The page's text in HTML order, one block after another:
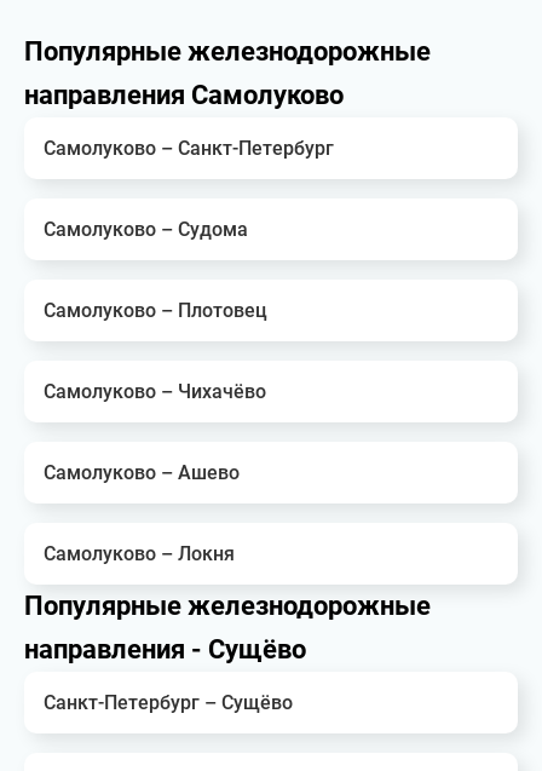
Популярные железнодорожные
направления Самолуково
Самолуково – Санкт-Петербург
Самолуково – Судома
Самолуково – Плотовец
Самолуково – Чихачёво
Самолуково – Ашево
Самолуково – Локня
Популярные железнодорожные
направления - Сущёво
Санкт-Петербург – Сущёво